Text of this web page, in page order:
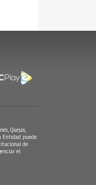
Quejas,
Entidad puede
de
el